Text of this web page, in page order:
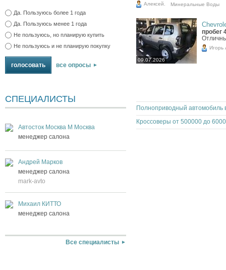
Да. Пользуюсь более 1 года
Да. Пользуюсь менее 1 года
Не пользуюсь, но планирую купить
Не пользуюсь и не планирую покупку
все опросы
СПЕЦИАЛИСТЫ
Автосток Москва М Москва
менеджер салона
Андрей Марков
менеджер салона
mark-avto
Михаил КИТТО
менеджер салона
Все специалисты
Алексей. Минеральные Воды
09.07.2026
пробег
Игорь